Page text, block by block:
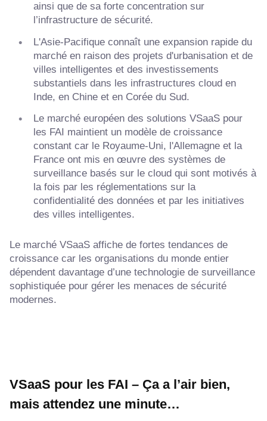
ainsi que de sa forte concentration sur
l’infrastructure de sécurité.
L'Asie-Pacifique connaît une expansion rapide du
marché en raison des projets d'urbanisation et de
villes intelligentes et des investissements
substantiels dans les infrastructures cloud en
Inde, en Chine et en Corée du Sud.
Le marché européen des solutions VSaaS pour
les FAI maintient un modèle de croissance
constant car le Royaume-Uni, l'Allemagne et la
France ont mis en œuvre des systèmes de
surveillance basés sur le cloud qui sont motivés à
la fois par les réglementations sur la
confidentialité des données et par les initiatives
des villes intelligentes.
Le marché VSaaS affiche de fortes tendances de
croissance car les organisations du monde entier
dépendent davantage d’une technologie de surveillance
sophistiquée pour gérer les menaces de sécurité
modernes.
VSaaS pour les FAI – Ça a l’air bien,
mais attendez une minute…